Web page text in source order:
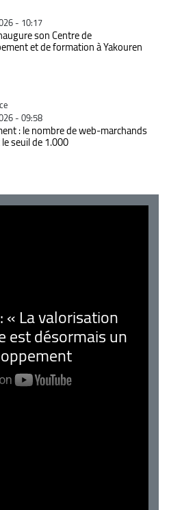
- 10:17
son Centre de
et de formation à Yakouren
- 09:58
: le nombre de web-marchands
seuil de 1.000
« La valorisation
est désormais un